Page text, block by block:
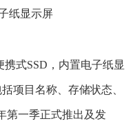
纸显示屏
携式SSD，内置电子纸显
项目名称、存储状态、
第一季正式推出及发